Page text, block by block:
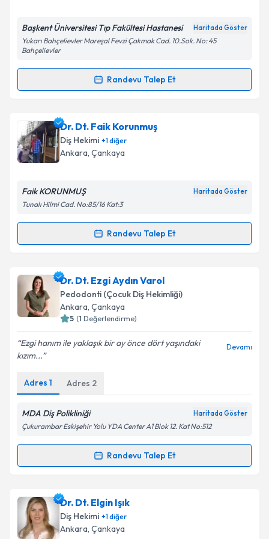
Kişisel verilerimin işlenmesine ilişkinAydınlatma
'ni okudum ve kişisel verilerimin belirtilen
kapsamda işlenmesini kabul ediyorum.
Takvim Talebini Gönder
Başkent Üniversitesi Tıp Fakültesi Hastanesi Haritada Göster
Yukarı Bahçelievler Mareşal Fevzi Çakmak Cad. 10.Sok. No: 45
Bahçelievler
Randevu Talep Et
Randevu Takvimi Talebi
Prof. Dr. Resmiye Ebru Tirali
talebi oluşturun. Size bu uzmandan randevu almanız
için bir takvim hazırlandığında e-posta ile
bilgilendireceğiz.
Kişisel verilerimin işlenmesine ilişkinAydınlatma
kapsamda işlenmesini kabul ediyorum.
Takvim Talebini Gönder
Dr. Dt. Faik Korunmuş
Diş Hekimi +1diğer
Ankara, Çankaya
Faik KORUNMUŞ Haritada Göster
Tunalı Hilmi Cad. No:85/16 Kat:3
Randevu Talep Et
Randevu Takvimi Talebi
Dr. Dt. Faik Korunmuşiçin randevu takvimi talebi
oluşturun. Size bu uzmandan randevu almanız için bir
takvim hazırlandığında e-posta ile bilgilendireceğiz.
Kişisel verilerimin işlenmesine ilişkin
Metni'ni okudum ve kişisel verilerimin belirtilen
kapsamda işlenmesini kabul ediyorum.
Takvim Talebini Gönder
Dr. Dt. Ezgi Aydın Varol
Pedodonti (Çocuk Diş Hekimliği)
Ankara, Çankaya
5 (1 Değerlendirme)
Ezgi hanım ile yaklaşık bir ay önce dört yaşındaki
kızım...
Devamı
Adres 1 Adres 2
MDA Diş Polikliniği Haritada Göster
Çukurambar Eskişehir Yolu YDA Center A1 Blok 12. Kat No:512
Randevu Talep Et
Randevu Takvimi Talebi
Dr. Dt. Ezgi Aydın Varol
oluşturun. Size bu uzmandan randevu almanız için bir
takvim hazırlandığında e-posta ile bilgilendireceğiz.
Dr. Dt. Elgin Işık
Diş Hekimi +1diğer
Ankara, Çankaya